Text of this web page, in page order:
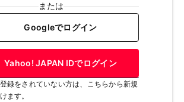
または
Googleでログイン
Yahoo! JAPAN IDでログイン
録をされていない方は、こちらから新規
ます。